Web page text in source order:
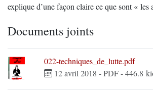
explique d’une façon claire ce que sont « les
Documents joints
022-techniques_de_lutte.pdf
12 avril 2018 -PDF-446.8